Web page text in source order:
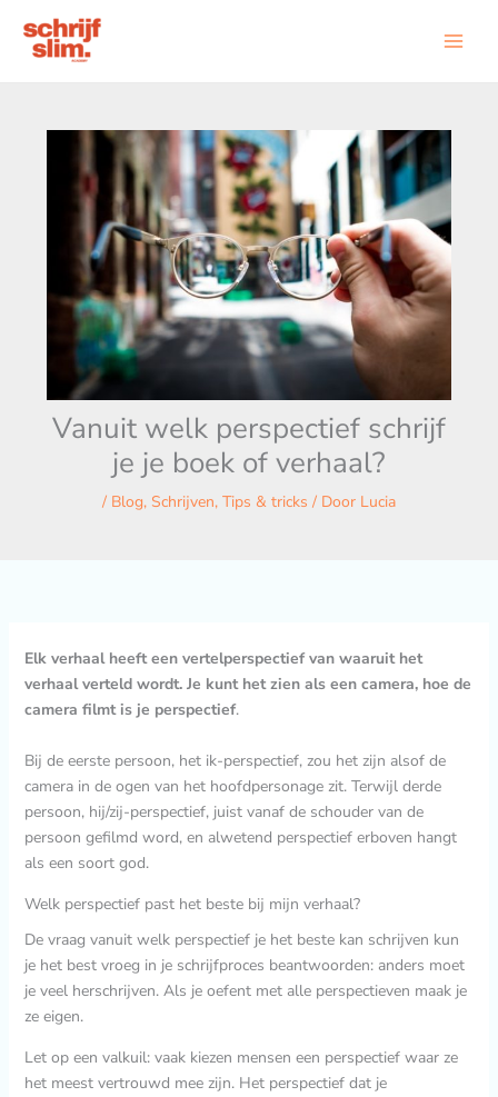
naar
Vanuit welk perspectief schrijf
je je boek of verhaal?
/ Blog, Schrijven, Tips & tricks / Door Lucia
Elk verhaal heeft een vertelperspectief van waaruit het
verhaal verteld wordt. Je kunt het zien als een camera, hoe de
camera filmt is je perspectief.
Bij de eerste persoon, het ik-perspectief, zou het zijn alsof de
camera in de ogen van het hoofdpersonage zit. Terwijl derde
persoon, hij/zij-perspectief, juist vanaf de schouder van de
persoon gefilmd word, en alwetend perspectief erboven hangt
als een soort god.
Welk perspectief past het beste bij mijn verhaal?
De vraag vanuit welk perspectief je het beste kan schrijven kun
je het best vroeg in je schrijfproces beantwoorden: anders moet
je veel herschrijven. Als je oefent met alle perspectieven maak je
ze eigen.
Let op een valkuil: vaak kiezen mensen een perspectief waar ze
het meest vertrouwd mee zijn. Het perspectief dat je